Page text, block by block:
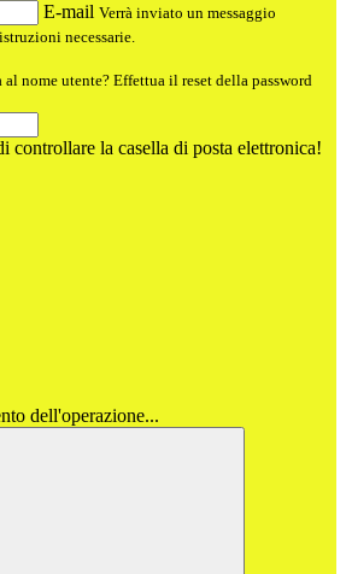
E-mail Verrà inviato un messaggio
necessarie.
nome utente? Effettua il reset della password
controllare la casella di posta elettronica!
dell'operazione...